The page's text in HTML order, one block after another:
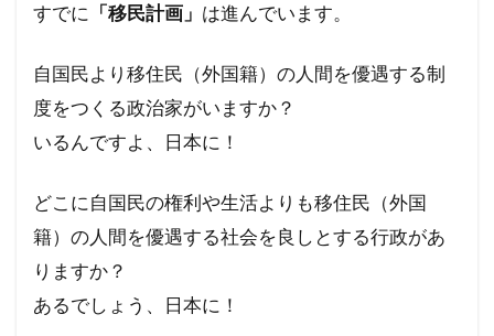
すでに 「移民計画」 は進んでいます。
自国民より移住民（外国籍）の人間を優遇する制
度をつくる政治家がいますか？
いるんですよ、日本に！
どこに自国民の権利や生活よりも移住民（外国
籍）の人間を優遇する社会を良しとする行政があ
りますか？
あるでしょう、日本に！